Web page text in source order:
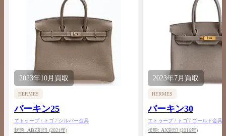
2023年10月 買取
HERMES
バーキン25
エトゥープ / トゴ / シルバー金具
状態: ABZ刻印 (2021年)
2023年7月 買取
HERMES
バーキン30
エトゥープ / トゴ / ゴールド金具
状態: AX刻印 (2016年)